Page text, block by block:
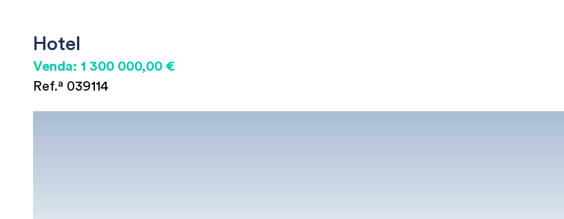
Hotel
Venda: 1 300 000,00 €
Ref.ª 039114